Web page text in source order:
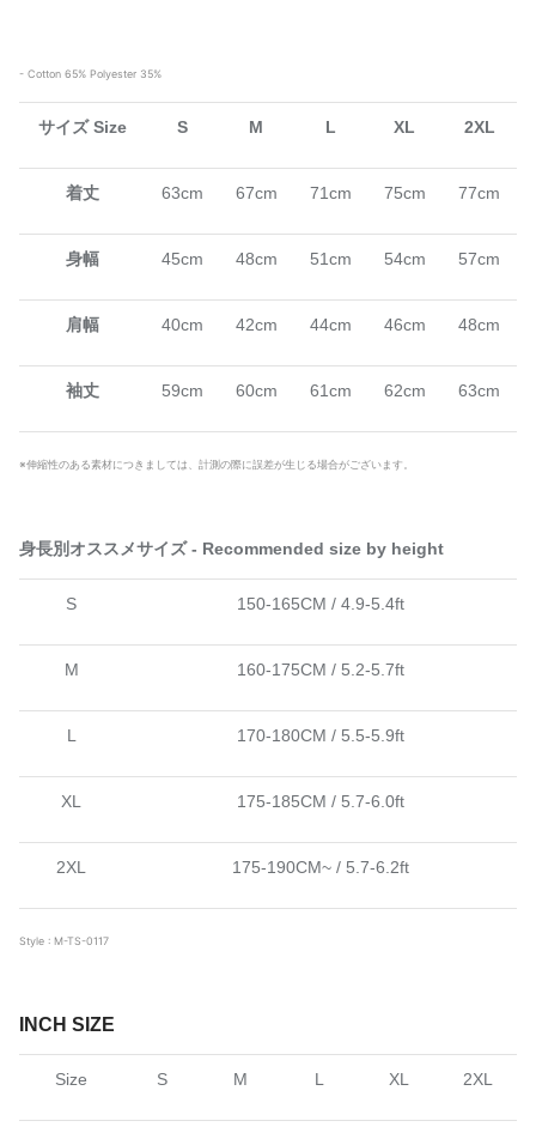
- Cotton 65% Polyester 35%
サイズ Size S M L XL 2XL
着丈 63cm 67cm 71cm 75cm 77cm
身幅 45cm 48cm 51cm 54cm 57cm
肩幅 40cm 42cm 44cm 46cm 48cm
袖丈 59cm 60cm 61cm 62cm 63cm
※伸縮性のある素材につきましては、計測の際に誤差が生じる場合がございます。
身長別オススメサイズ - Recommended size by height
S 150-165CM / 4.9-5.4ft
M 160-175CM / 5.2-5.7ft
L 170-180CM / 5.5-5.9ft
XL 175-185CM / 5.7-6.0ft
2XL 175-190CM~ / 5.7-6.2ft
Style : M-TS-0117
INCH SIZE
Size S M L XL 2XL